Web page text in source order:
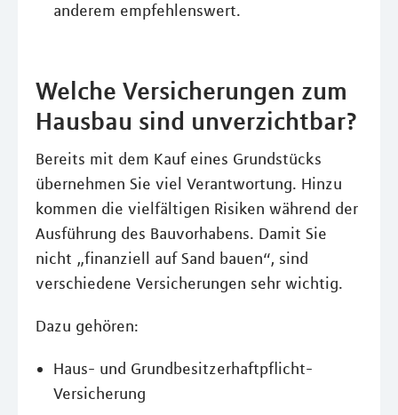
anderem empfehlenswert.
Welche Versicherungen zum
Hausbau sind unverzichtbar?
Bereits mit dem Kauf eines Grundstücks
übernehmen Sie viel Verantwortung. Hinzu
kommen die vielfältigen Risiken während der
Ausführung des Bauvorhabens. Damit Sie
nicht „finanziell auf Sand bauen“, sind
verschiedene Versicherungen sehr wichtig.
Dazu gehören:
Haus- und Grundbesitzerhaftpflicht-
Versicherung